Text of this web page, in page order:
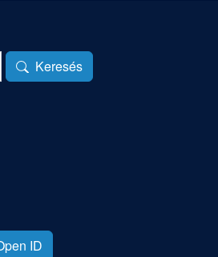
Keresés
ID